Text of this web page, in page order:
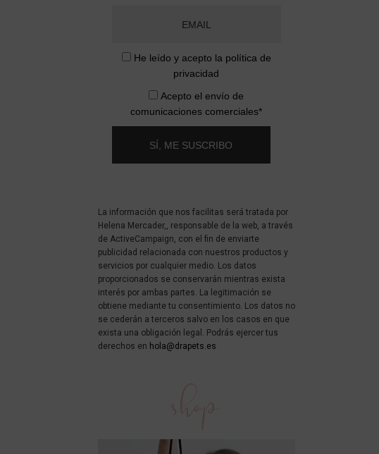
He leído y acepto la política de
privacidad
Acepto el envío de
comunicaciones comerciales*
SÍ, ME SUSCRIBO
La información que nos facilitas será tratada por
Helena Mercader,, responsable de la web, a través
de ActiveCampaign, con el fin de enviarte
publicidad relacionada con nuestros productos y
servicios por cualquier medio. Los datos
proporcionados se conservarán mientras exista
interés por ambas partes. La legitimación se
obtiene mediante tu consentimiento. Los datos no
se cederán a terceros salvo en los casos en que
exista una obligación legal. Podrás ejercer tus
derechos en hola@drapets.es